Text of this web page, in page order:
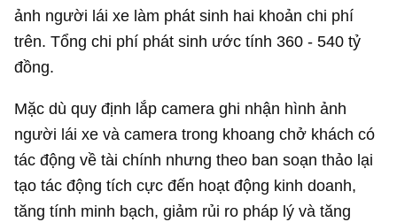
ảnh người lái xe làm phát sinh hai khoản chi phí
trên. Tổng chi phí phát sinh ước tính 360 -540 tỷ
đồng.
Mặc dù quy định lắp camera ghi nhận hình ảnh
người lái xe và camera trong khoang chở khách có
tác động về tài chính nhưng theo ban soạn thảo lại
tạo tác động tích cực đến hoạt động kinh doanh,
tăng tính minh bạch, giảm rủi ro pháp lý và tăng